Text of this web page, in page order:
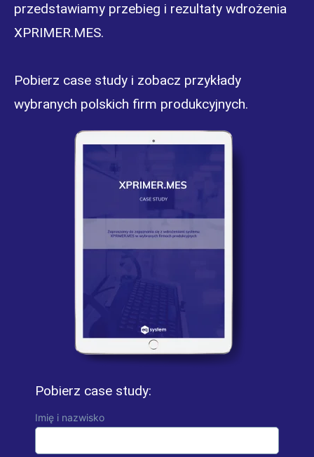
przedstawiamy przebieg i rezultaty wdrożenia
XPRIMER.MES.
Pobierz case study i zobacz przykłady
wybranych polskich firm produkcyjnych.
Pobierz case study:
Imię i nazwisko